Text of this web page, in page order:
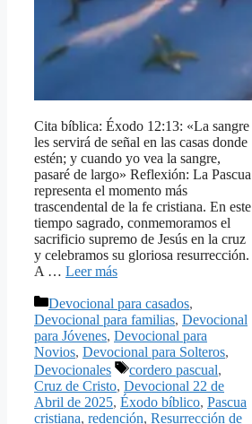
Cita bíblica: Éxodo 12:13: «La sangre
les servirá de señal en las casas donde
estén; y cuando yo vea la sangre,
pasaré de largo» Reflexión: La Pascua
representa el momento más
trascendental de la fe cristiana. En este
tiempo sagrado, conmemoramos el
sacrificio supremo de Jesús en la cruz
y celebramos su gloriosa resurrección.
A … Leer más
Categorías
Devocional para casados,
Devocional para familias, Devocional
para Jóvenes, Devocional para
Novios, Devocional para Solteros,
Devocionales
Etiquetas
cordero pascual,
Cruz de Cristo, Devocional 22 de
Abril de 2025, Éxodo bíblico, Pascua
cristiana, redención, Resurrección de